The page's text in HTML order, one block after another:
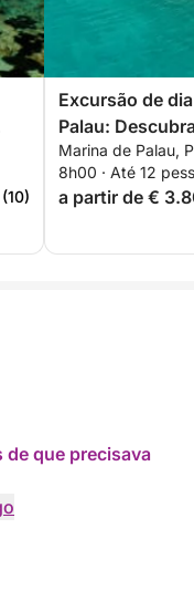
Excursão de
Palau:
Maddalena
Marina de Palau,
8h00 · Até 12
a partir de €
que precisava